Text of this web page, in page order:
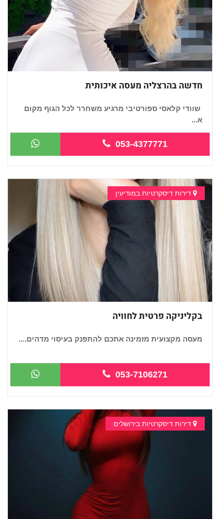
חדשה בהרצליה מעסה איכותית
שוודי קלאסי ספורטיבי מרגיע משחרר לכל הגוף מקום
א...
053-4377771
דירות דיסקרטיות במודיעין
בקליניקה פרטית לחוויה
מעסה מקצועית מזמינה אתכם להתפנק בעיסוי מדהים....
053-7106271
דירות דיסקרטיות בירושלים